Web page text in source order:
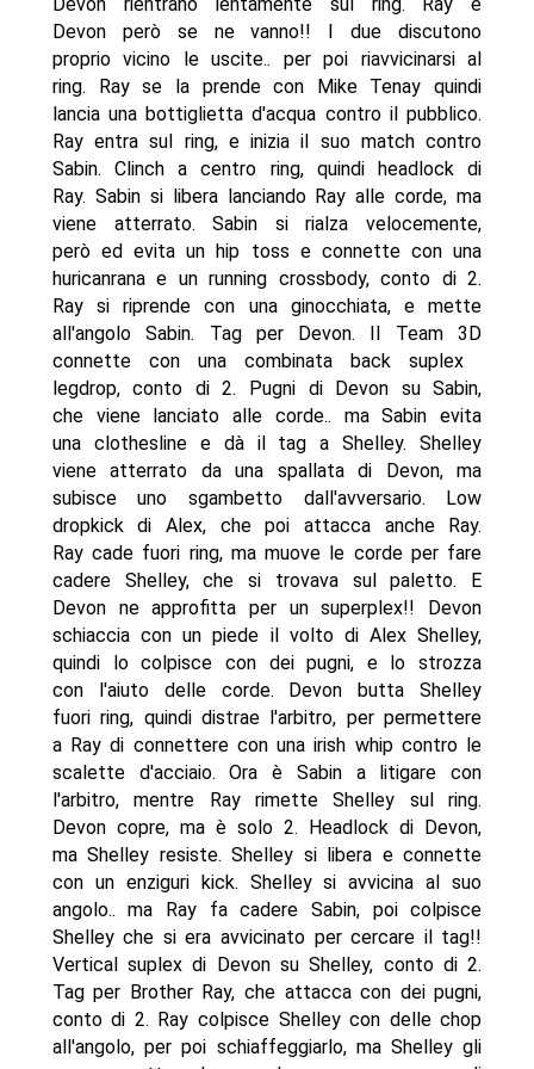
Devon rientrano lentamente sul ring. Ray e
Devon però se ne vanno!! I due discutono
proprio vicino le uscite.. per poi riavvicinarsi al
ring. Ray se la prende con Mike Tenay quindi
lancia una bottiglietta d'acqua contro il pubblico.
Ray entra sul ring, e inizia il suo match contro
Sabin. Clinch a centro ring, quindi headlock di
Ray. Sabin si libera lanciando Ray alle corde, ma
viene atterrato. Sabin si rialza velocemente,
però ed evita un hip toss e connette con una
huricanrana e un running crossbody, conto di 2.
Ray si riprende con una ginocchiata, e mette
all'angolo Sabin. Tag per Devon. Il Team 3D
connette con una combinata back suplex 
legdrop, conto di 2. Pugni di Devon su Sabin,
che viene lanciato alle corde.. ma Sabin evita
una clothesline e dà il tag a Shelley. Shelley
viene atterrato da una spallata di Devon, ma
subisce uno sgambetto dall'avversario. Low
dropkick di Alex, che poi attacca anche Ray.
Ray cade fuori ring, ma muove le corde per fare
cadere Shelley, che si trovava sul paletto. E
Devon ne approfitta per un superplex!! Devon
schiaccia con un piede il volto di Alex Shelley,
quindi lo colpisce con dei pugni, e lo strozza
con l'aiuto delle corde. Devon butta Shelley
fuori ring, quindi distrae l'arbitro, per permettere
a Ray di connettere con una irish whip contro le
scalette d'acciaio. Ora è Sabin a litigare con
l'arbitro, mentre Ray rimette Shelley sul ring.
Devon copre, ma è solo 2. Headlock di Devon,
ma Shelley resiste. Shelley si libera e connette
con un enziguri kick. Shelley si avvicina al suo
angolo.. ma Ray fa cadere Sabin, poi colpisce
Shelley che si era avvicinato per cercare il tag!!
Vertical suplex di Devon su Shelley, conto di 2.
Tag per Brother Ray, che attacca con dei pugni,
conto di 2. Ray colpisce Shelley con delle chop
all'angolo, per poi schiaffeggiarlo, ma Shelley gli